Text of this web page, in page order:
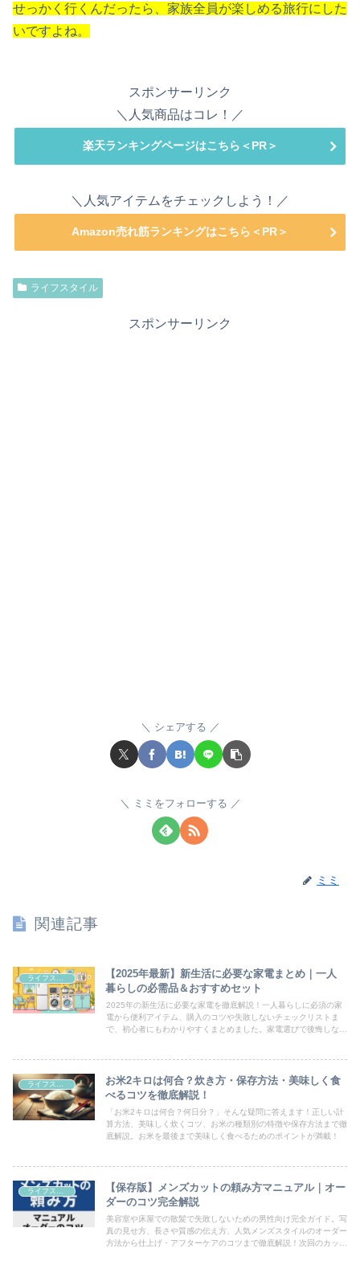
せっかく行くんだったら、家族全員が楽しめる旅行にした
いですよね。
スポンサーリンク
＼人気商品はコレ！／
楽天ランキングページはこちら＜PR＞
＼人気アイテムをチェックしよう！／
Amazon売れ筋ランキングはこちら＜PR＞
ライフスタイル
スポンサーリンク
シェアする
ミミをフォローする
ミミ
関連記事
【2025年最新】新生活に必要な家電まとめ｜一人
暮らしの必需品＆おすすめセット
2025年の新生活に必要な家電を徹底解説！一人暮らしに必須の家
電から便利アイテム、購入のコツや失敗しないチェックリストま
で、初心者にもわかりやすくまとめました。家電選びで後悔しない
ライフスタイル
お米2キロは何合？炊き方・保存方法・美味しく食
べるコツを徹底解説！
「お米2キロは何合？何日分？」そんな疑問に答えます！正しい計
算方法、美味しく炊くコツ、お米の種類別の特徴や保存方法まで徹
底解説。お米を最後まで美味しく食べるためのポイントが満載！
ライフスタイル
【保存版】メンズカットの頼み方マニュアル｜オー
ダーのコツ完全解説
美容室や床屋での散髪で失敗しないための男性向け完全ガイド。写
真の見せ方、長さや質感の伝え方、人気メンズスタイルのオーダー
方法から仕上げ・アフターケアのコツまで徹底解説！次回のカット